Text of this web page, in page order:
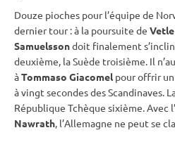
Douze pioches pour l’équipe de
dernier tour : à la poursuite de
Samuelssondoit finalement
deuxième, la Suède troisième. Il
àTommaso Giacomelpour offrir un
à vingt secondes des Scandinaves.
République Tchèque sixième. Avec
Nawrath, l’Allemagne ne peut se